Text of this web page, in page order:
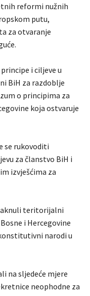
reformi nužnih
putu,
za otvaranje
i ciljeve u
BiH za razdoblje
o principima za
koja ostvaruje
se rukovoditi
za članstvo BiH i
izvješćima za
teritorijalni
i Hercegovine
narodi u
na sljedeće mjere
neophodne za